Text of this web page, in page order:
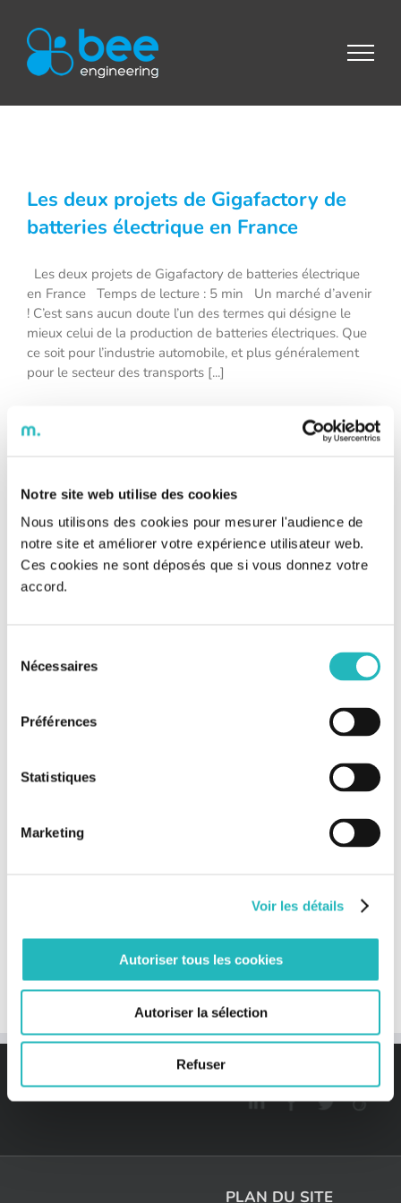
Notre site web utilise des cookies
Nous utilisons des cookies pour mesurer l'audience de
notre site et améliorer votre expérience utilisateur web.
Ces cookies ne sont déposés que si vous donnez votre
accord.
Nécessaires
Préférences
Statistiques
Marketing
Voir les détails
Autoriser tous les cookies
Autoriser la sélection
Refuser
contenu
Les deux projets de Gigafactory de
batteries électrique en France
Les deux projets de Gigafactory de batteries électrique
en France Temps de lecture : 5 min Un marché d’avenir
! C’est sans aucun doute l’un des termes qui désigne le
mieux celui de la production de batteries électriques. Que
ce soit pour l’industrie automobile, et plus généralement
pour le secteur des transports [...]
Nos derniers articles
[Grand Paris Express] Keolis exploite également la
ligne 18 !
aux Pays-Bas
PLAN DU SITE